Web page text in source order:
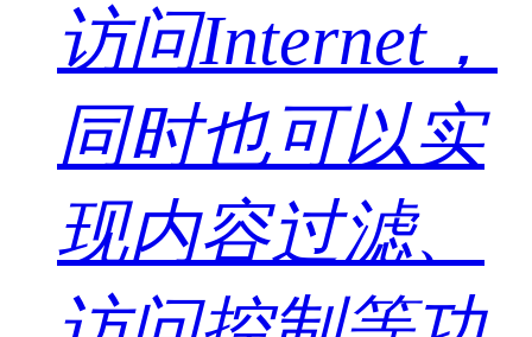
访问Internet，
同时也可以实
现内容过滤、